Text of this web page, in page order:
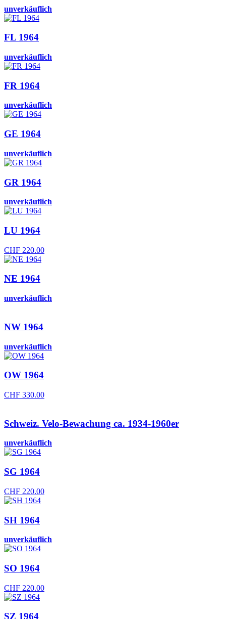
unverkäuflich
FL 1964
unverkäuflich
FR 1964
unverkäuflich
GE 1964
unverkäuflich
GR 1964
unverkäuflich
LU 1964
CHF 220.00
NE 1964
unverkäuflich
NW 1964
unverkäuflich
OW 1964
CHF 330.00
Schweiz. Velo-Bewachung ca. 1934-1960er
unverkäuflich
SG 1964
CHF 220.00
SH 1964
unverkäuflich
SO 1964
CHF 220.00
SZ 1964